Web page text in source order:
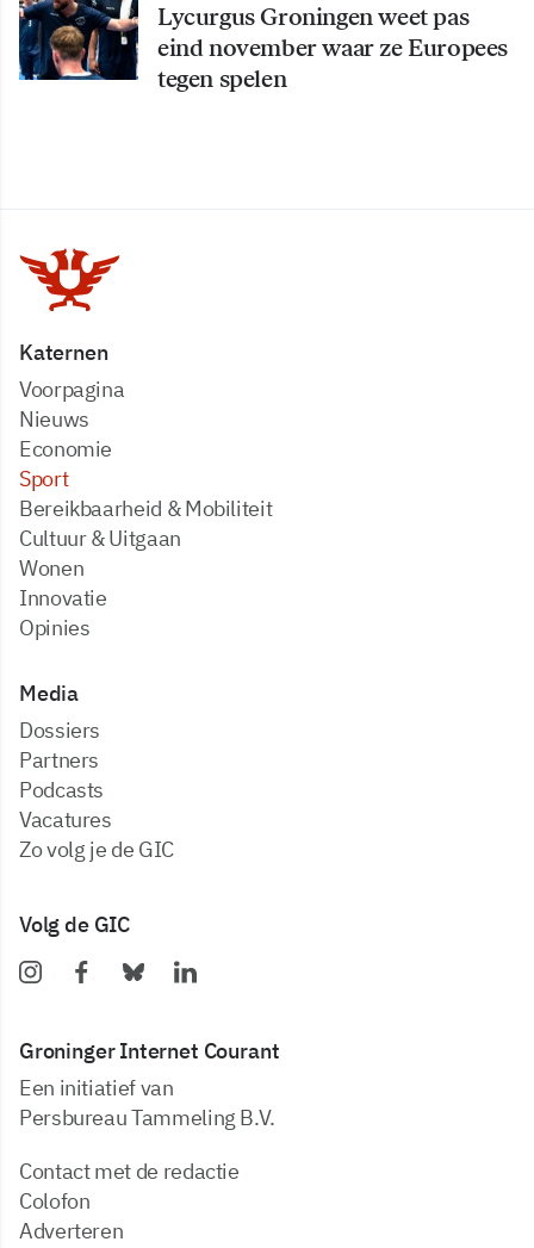
Lycurgus Groningen weet pas
eind november waar ze Europees
tegen spelen
Katernen
Voorpagina
Nieuws
Economie
Sport
Bereikbaarheid & Mobiliteit
Cultuur & Uitgaan
Wonen
Innovatie
Opinies
Media
dossiers
partners
podcasts
vacatures
zo volg je de GIC
Volg de GIC
Groninger Internet Courant
Een initiatief van
Persbureau Tammeling B.V.
Contact met de redactie
Colofon
Adverteren